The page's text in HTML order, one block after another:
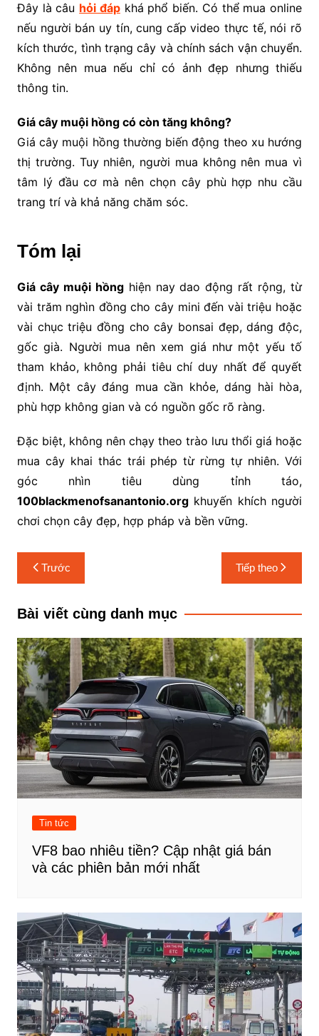
Đây là câu hỏi đápkhá phổ biến. Có thể mua online
nếu người bán uy tín, cung cấp video thực tế, nói rõ
kích thước, tình trạng cây và chính sách vận chuyển.
Không nên mua nếu chỉ có ảnh đẹp nhưng thiếu
thông tin.
Giá cây muội hồng có còn tăng không?
Giá cây muội hồng thường biến động theo xu hướng
thị trường. Tuy nhiên, người mua không nên mua vì
tâm lý đầu cơ mà nên chọn cây phù hợp nhu cầu
trang trí và khả năng chăm sóc.
Tóm lại
Giá cây muội hồnghiện nay dao động rất rộng, từ
vài trăm nghìn đồng cho cây mini đến vài triệu hoặc
vài chục triệu đồng cho cây bonsai đẹp, dáng độc,
gốc già. Người mua nên xem giá như một yếu tố
tham khảo, không phải tiêu chí duy nhất để quyết
định. Một cây đáng mua cần khỏe, dáng hài hòa,
phù hợp không gian và có nguồn gốc rõ ràng.
Đặc biệt, không nên chạy theo trào lưu thổi giá hoặc
mua cây khai thác trái phép từ rừng tự nhiên. Với
góc nhìn tiêu dùng tỉnh táo,
100blackmenofsanantonio.orgkhuyến khích người
chơi chọn cây đẹp, hợp pháp và bền vững.
Điều
hướng
bài
Trước Tiếp theo
Bài viết cùng danh mục
Tin tức
VF8 bao nhiêu tiền? Cập nhật giá bán
và các phiên bản mới nhất